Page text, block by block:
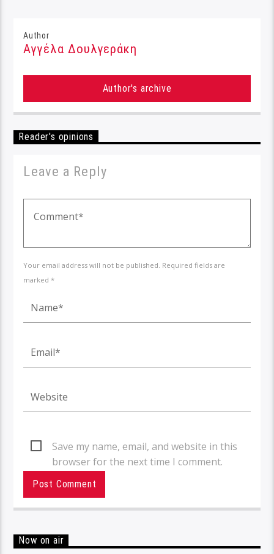
Author
Αγγέλα Δουλγεράκη
Author's archive
Reader's opinions
Leave a Reply
Your email address will not be published. Required fields are
marked *
Save my name, email, and website in this
browser for the next time I comment.
Now on air